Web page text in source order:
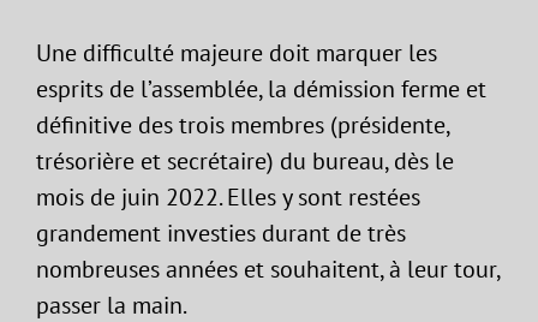
Une difficulté majeure doit marquer les
esprits de l’assemblée, la démission ferme et
définitive des trois membres (présidente,
trésorière et secrétaire) du bureau, dès le
mois de juin 2022. Elles y sont restées
grandement investies durant de très
nombreuses années et souhaitent, à leur tour,
passer la main.